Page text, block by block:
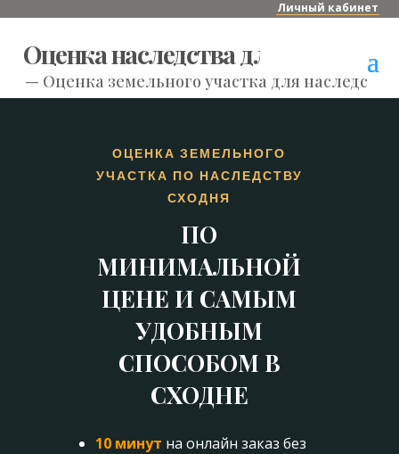
Личный кабинет
Оценка наследства для нотариуса
— Оценка земельного участка для
ОЦЕНКА ЗЕМЕЛЬНОГО
УЧАСТКА ПО НАСЛЕДСТВУ
СХОДНЯ
ПО
МИНИМАЛЬНОЙ
ЦЕНЕ И САМЫМ
УДОБНЫМ
СПОСОБОМ В
СХОДНЕ
10 минут на онлайн заказ без